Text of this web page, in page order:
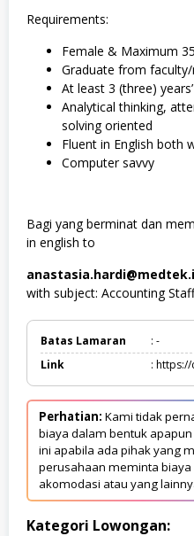
Requirements:
Female & Maximum
Graduate from
At least 3 (three)
Analytical thinking,
solving oriented
Fluent in English both
Computer savvy
Bagi yang berminat dan
in english to
with subject: Accounting
Batas Lamaran
: -
Link
:
Perhatian: Kami tidak
biaya dalam bentuk
ini apabila ada pihak yang
perusahaan meminta
akomodasi atau yang
Kategori Lowongan: